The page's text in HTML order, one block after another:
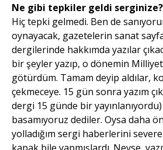
Ne gibi tepkiler geldi serginize?
Hiç tepki gelmedi. Ben de
oynayacak, gazetelerin sanat
dergilerinde hakkımda yazılar
bir şeyler yazıp, o dönemin
götürdüm. Tamam deyip aldılar,
çekmeceye. 15 gün sonra yazım
dergi 15 günde bir
basamıyoruz dediler. Oysa daha
yolladığım sergi haberlerini
kapak bile yapmışlardı. Neyse,